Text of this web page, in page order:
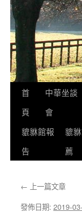
首
頁
中華坐談
會
貔貅館報
告
貔
薦
← 上一篇文章
發佈日期: 2019-